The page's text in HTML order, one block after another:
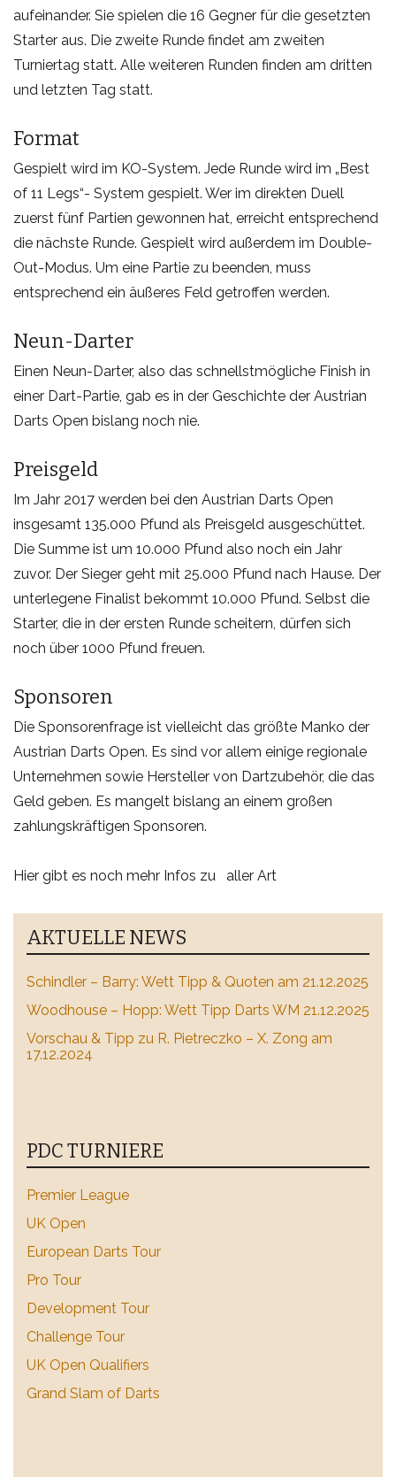
aufeinander. Sie spielen die 16 Gegner für die gesetzten
Starter aus. Die zweite Runde findet am zweiten
Turniertag statt. Alle weiteren Runden finden am dritten
und letzten Tag statt.
Format
Gespielt wird im KO-System. Jede Runde wird im „Best
of 11 Legs“- System gespielt. Wer im direkten Duell
zuerst fünf Partien gewonnen hat, erreicht entsprechend
die nächste Runde. Gespielt wird außerdem im Double-
Out-Modus. Um eine Partie zu beenden, muss
entsprechend ein äußeres Feld getroffen werden.
Neun-Darter
Einen Neun-Darter, also das schnellstmögliche Finish in
einer Dart-Partie, gab es in der Geschichte der Austrian
Darts Open bislang noch nie.
Preisgeld
Im Jahr 2017 werden bei den Austrian Darts Open
insgesamt 135.000 Pfund als Preisgeld ausgeschüttet.
Die Summe ist um 10.000 Pfund also noch ein Jahr
zuvor. Der Sieger geht mit 25.000 Pfund nach Hause. Der
unterlegene Finalist bekommt 10.000 Pfund. Selbst die
Starter, die in der ersten Runde scheitern, dürfen sich
noch über 1000 Pfund freuen.
Sponsoren
Die Sponsorenfrage ist vielleicht das größte Manko der
Austrian Darts Open. Es sind vor allem einige regionale
Unternehmen sowie Hersteller von Dartzubehör, die das
Geld geben. Es mangelt bislang an einem großen
zahlungskräftigen Sponsoren.
Hier gibt es noch mehr Infos zu aller Art
AKTUELLE NEWS
Schindler – Barry: Wett Tipp & Quoten am 21.12.2025
Woodhouse – Hopp: Wett Tipp Darts WM 21.12.2025
Vorschau & Tipp zu R. Pietreczko – X. Zong am
17.12.2024
PDC TURNIERE
Premier League
UK Open
European Darts Tour
Pro Tour
Development Tour
Challenge Tour
UK Open Qualifiers
Grand Slam of Darts